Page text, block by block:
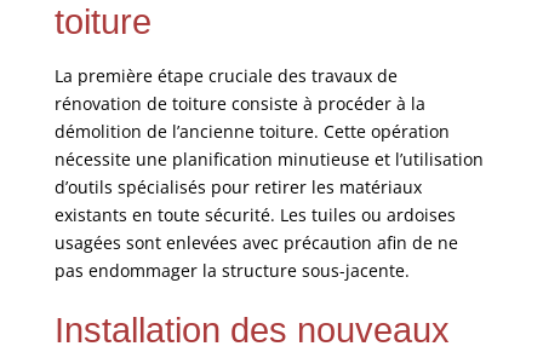
toiture
La première étape cruciale des travaux de
rénovation de toiture consiste à procéder à la
démolition de l’ancienne toiture. Cette opération
nécessite une planification minutieuse et l’utilisation
d’outils spécialisés pour retirer les matériaux
existants en toute sécurité. Les tuiles ou ardoises
usagées sont enlevées avec précaution afin de ne
pas endommager la structure sous-jacente.
Installation des nouveaux